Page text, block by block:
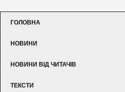
ГОЛОВНА
НОВИНИ
НОВИНИ ВІД ЧИТАЧІВ
ТЕКСТИ